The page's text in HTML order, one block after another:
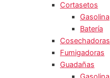
Cortasetos
Gasolina
Batería
Cosechadoras
Fumigadoras
Guadañas